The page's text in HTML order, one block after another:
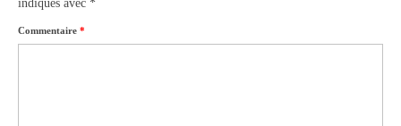
indiqués avec *
Commentaire *